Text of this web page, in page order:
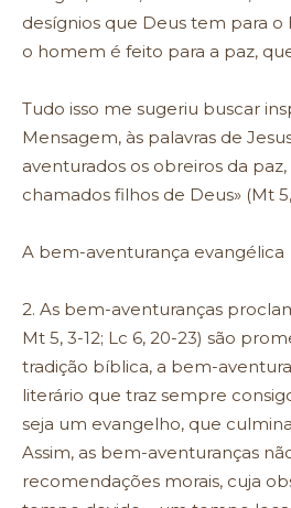
desígnios que Deus tem para
o homem é feito para a paz,
Tudo isso me sugeriu buscar
Mensagem, às palavras de
aventurados os obreiros da
chamados filhos de Deus» (Mt
A bem-aventurança evangélica
2. As bem-aventuranças
Mt 5, 3-12; Lc 6, 20-23) são
tradição bíblica, a bem-
literário que traz sempre
seja um evangelho, que
Assim, as bem-aventuranças
recomendações morais, cuja